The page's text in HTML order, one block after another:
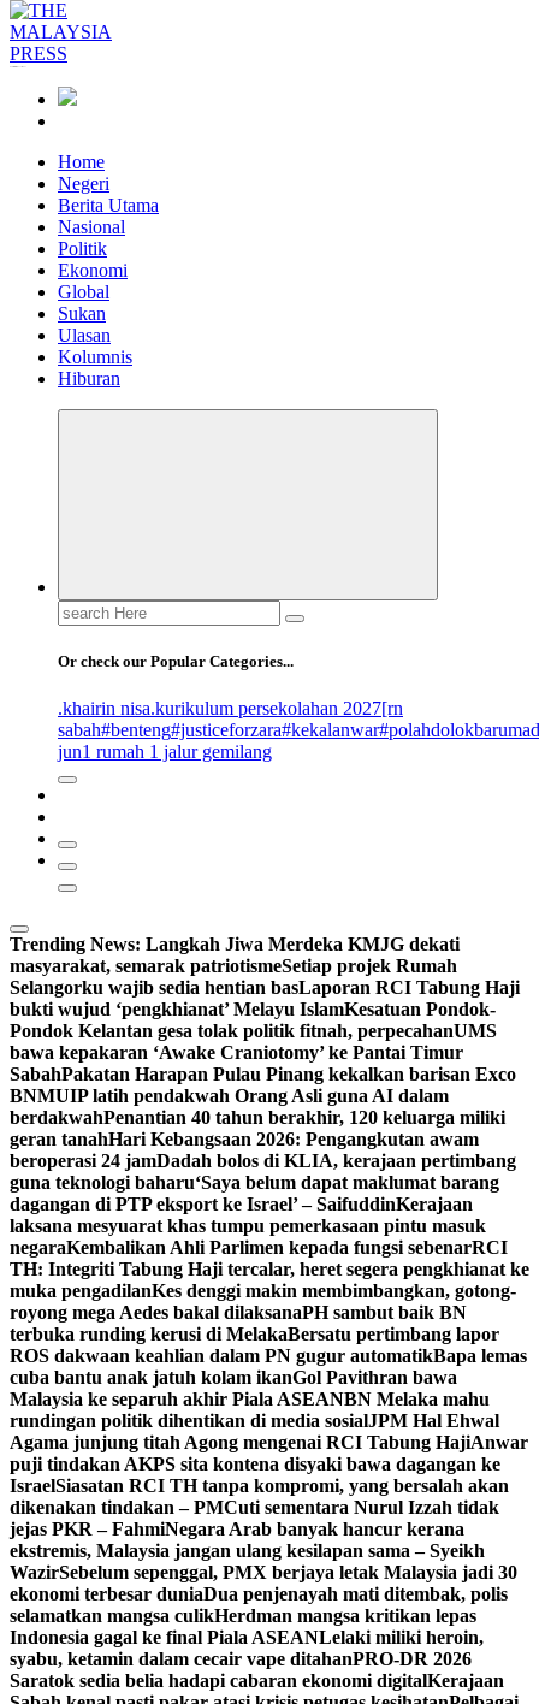
Home
Negeri
Berita Utama
Nasional
Politik
Ekonomi
Global
Sukan
Ulasan
Kolumnis
Hiburan
Search
for:
Or check our Popular Categories...
.khairin nisa.kurikulum persekolahan 2027[rn
sabah#benteng#justiceforzara#kekalanwar
jun1 rumah 1 jalur gemilang
Trending News: Langkah Jiwa Merdeka KMJG dekati
masyarakat, semarak patriotismeSetiap projek Rumah
Selangorku wajib sedia hentian basLaporan RCI Tabung Haji
bukti wujud ‘pengkhianat’ Melayu IslamKesatuan Pondok-
Pondok Kelantan gesa tolak politik fitnah, perpecahanUMS
bawa kepakaran ‘Awake Craniotomy’ ke Pantai Timur
SabahPakatan Harapan Pulau Pinang kekalkan barisan Exco
BNMUIP latih pendakwah Orang Asli guna AI dalam
berdakwahPenantian 40 tahun berakhir, 120 keluarga miliki
geran tanahHari Kebangsaan 2026: Pengangkutan awam
beroperasi 24 jamDadah bolos di KLIA, kerajaan pertimbang
guna teknologi baharu‘Saya belum dapat maklumat barang
dagangan di PTP eksport ke Israel’ – SaifuddinKerajaan
laksana mesyuarat khas tumpu pemerkasaan pintu masuk
negaraKembalikan Ahli Parlimen kepada fungsi sebenarRCI
TH: Integriti Tabung Haji tercalar, heret segera pengkhianat ke
muka pengadilanKes denggi makin membimbangkan, gotong-
royong mega Aedes bakal dilaksanaPH sambut baik BN
terbuka runding kerusi di MelakaBersatu pertimbang lapor
ROS dakwaan keahlian dalam PN gugur automatikBapa lemas
cuba bantu anak jatuh kolam ikanGol Pavithran bawa
Malaysia ke separuh akhir Piala ASEANBN Melaka mahu
rundingan politik dihentikan di media sosialJPM Hal Ehwal
Agama junjung titah Agong mengenai RCI Tabung HajiAnwar
puji tindakan AKPS sita kontena disyaki bawa dagangan ke
IsraelSiasatan RCI TH tanpa kompromi, yang bersalah akan
dikenakan tindakan – PMCuti sementara Nurul Izzah tidak
jejas PKR – FahmiNegara Arab banyak hancur kerana
ekstremis, Malaysia jangan ulang kesilapan sama – Syeikh
WazirSebelum sepenggal, PMX berjaya letak Malaysia jadi 30
ekonomi terbesar duniaDua penjenayah mati ditembak, polis
selamatkan mangsa culikHerdman mangsa kritikan lepas
Indonesia gagal ke final Piala ASEANLelaki miliki heroin,
syabu, ketamin dalam cecair vape ditahanPRO-DR 2026
Saratok sedia belia hadapi cabaran ekonomi digitalKerajaan